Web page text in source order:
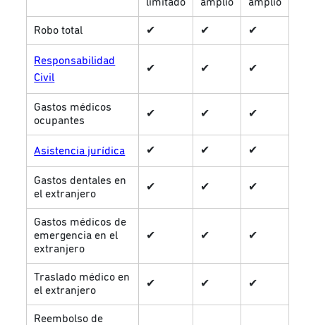
Robo total ✔ ✔ ✔
Responsabilidad
Civil
✔ ✔ ✔
Gastos médicos
ocupantes
✔ ✔ ✔
Asistencia jurídica ✔ ✔ ✔
Gastos dentales en
el extranjero
✔ ✔ ✔
Gastos médicos de
emergencia en el
extranjero
✔ ✔ ✔
Traslado médico en
el extranjero
✔ ✔ ✔
Reembolso de